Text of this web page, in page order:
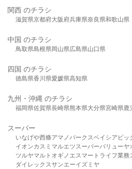
関西 のチラシ
滋賀県京都府大阪府兵庫県奈良県和歌山県
中国 のチラシ
鳥取県島根県岡山県広島県山口県
四国 のチラシ
徳島県香川県愛媛県高知県
九州・沖縄 のチラシ
福岡県佐賀県長崎県熊本県大分県宮崎県鹿
スーパー
いなげや西條アマノパークスベイシア ビッ
イオンカスミ マルエツスーパーバリューヤ
ツルヤマルト オギノ エスマート ライフ業務
ダイレックスサンエーイズミヤ